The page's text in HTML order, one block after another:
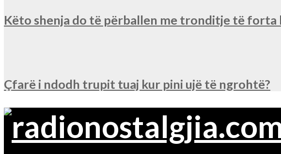
Këto shenja do të përballen me tronditje të forta
Çfarë i ndodh trupit tuaj kur pini ujë të ngrohtë?